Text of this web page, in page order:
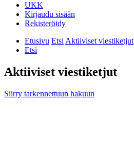
UKK
Kirjaudu sisään
Rekisteröidy
Etusivu EtsiAktiiviset viestiketjut
Etsi
Aktiiviset viestiketjut
Siirry tarkennettuun hakuun